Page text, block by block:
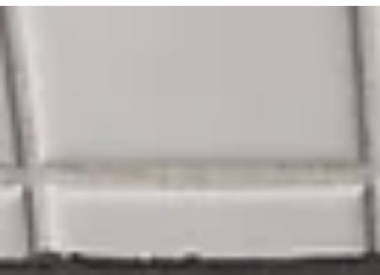
Recreio ?...